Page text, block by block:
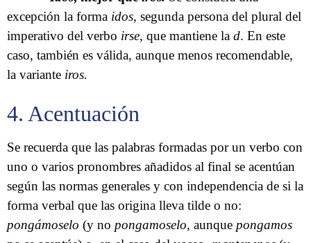
excepción la forma idos, segunda persona del plural del
imperativo del verbo irse, que mantiene la d. En este
caso, también es válida, aunque menos recomendable,
la variante iros.
4. Acentuación
Se recuerda que las palabras formadas por un verbo con
uno o varios pronombres añadidos al final se acentúan
según las normas generales y con independencia de si la
forma verbal que las origina lleva tilde o no:
pongámoselo (y no pongamoselo, aunque pongamos